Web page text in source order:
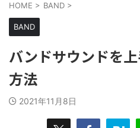
HOME > BAND >
BAND
バンドサウンドを
方法
2021年11月8日